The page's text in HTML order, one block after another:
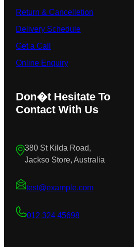
Return & Cancelletion
Delivery Schedule
Get a Call
Online Enquiry
Don�t Hesitate To
Contact With Us
380 St Kilda Road,
Jackso Store, Australia
test@example.com
012 324 45698